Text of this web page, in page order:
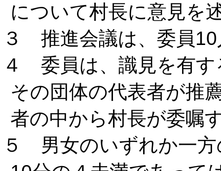
について村長に意見を
３ 推進会議は、委員
４ 委員は、識見を有す
その団体の代表者が推
者の中から村長が委嘱
５ 男女のいずれか一方